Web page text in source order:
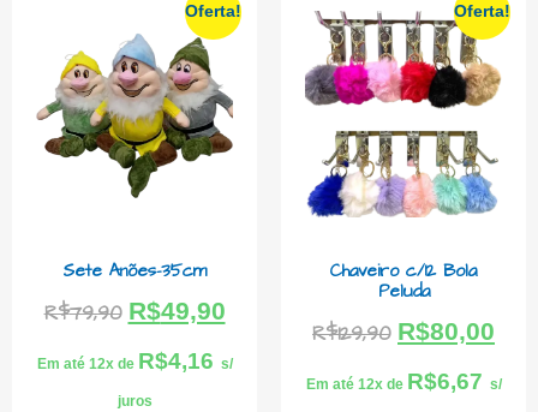
Oferta!
Sete Anões-35cm
R$79,90 R$49,90
Em até 12x de R$4,16 s/
juros
Oferta!
Chaveiro c/12 Bola
Peluda
R$129,90 R$80,00
Em até 12x de R$6,67 s/